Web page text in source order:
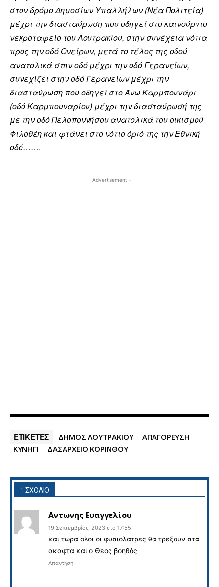
στον δρόμο Δημοσίων Υπαλλήλων (Νέα Πολιτεία)
μέχρι την διασταύρωση που οδηγεί στο καινούργιο
νεκροταφείο του Λουτρακίου, στην συνέχεια νότια
προς την οδό Ονείρων, μετά το τέλος της οδού
ανατολικά στην οδό μέχρι την οδό Γερανείων,
συνεχίζει στην οδό Γερανείων μέχρι την
διασταύρωση που οδηγεί στο Άνω Καρμπουνάρι
(οδό Καρμπουναρίου) μέχρι την διασταύρωσή της
με την οδό Πελοποννήσου ανατολικά του οικισμού
Φιλοθέη και φτάνει στο νότιο όριό της την Εθνική
οδό…….
- Advertisement -
ΕΤΙΚΕΤΕΣ ΔΗΜΟΣ ΛΟΥΤΡΑΚΙΟΥ
ΑΠΑΓΟΡΕΥΣΗ
ΚΥΝΗΓΙ
ΔΑΣΑΡΧΕΙΟ ΚΟΡΙΝΘΟΥ
1 ΣΧΟΛΙΟ
Αντωνης Ευαγγελίου
19 Σεπτεμβρίου, 2023 στο 17:55
και τωρα ολοι οι φυσιολατρες θα τρεξουν στα
ακαφτα και ο Θεος βοηθός
Απάντηση